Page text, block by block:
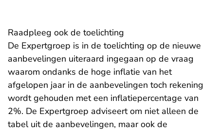
Raadpleeg ook de toelichting
De Expertgroep is in de toelichting op de nieuwe
aanbevelingen uiteraard ingegaan op de vraag
waarom ondanks de hoge inflatie van het
afgelopen jaar in de aanbevelingen toch rekening
wordt gehouden met een inflatiepercentage van
2%. De Expertgroep adviseert om niet alleen de
tabel uit de aanbevelingen, maar ook de